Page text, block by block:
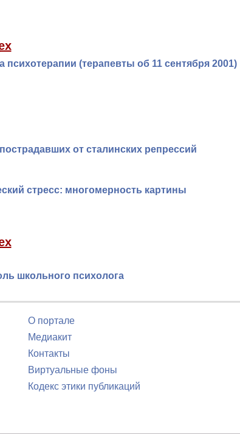
(терапевты об 11 сентября 2001)
от сталинских репрессий
стресс: многомерность картины
школьного психолога
О портале
Медиакит
Контакты
Виртуальные фоны
Кодекс этики публикаций